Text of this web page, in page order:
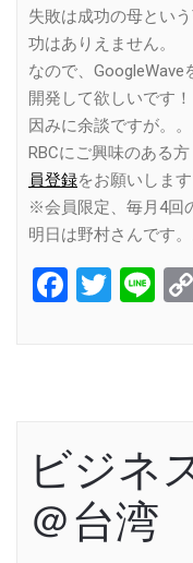
失敗は成功の母とい
功はありえません。
なので、
開発して欲しいです！
因みに余談ですが。
RBCにご興味のある
員登録をお願いします
※会員限定、毎月4回
明日は野村さんです
ビジネ
＠台湾